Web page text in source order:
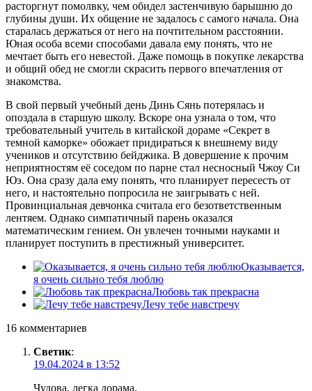
расторгнут помолвку, чем обидел застенчивую барышню до
глубины души. Их общение не задалось с самого начала. Она
старалась держаться от него на почтительном расстоянии.
Юная особа всеми способами давала ему понять, что не
мечтает быть его невестой. Даже помощь в покупке лекарства
и общий обед не смогли скрасить первого впечатления от
знакомства.
В свой первый учебный день Динь Сянь потерялась и
опоздала в старшую школу. Вскоре она узнала о том, что
требовательный учитель в китайской дораме «Секрет в
темной каморке» обожает придираться к внешнему виду
учеников и отсутствию бейджика. В довершение к прочим
неприятностям её соседом по парне стал несносный Чжоу Си
Юэ. Она сразу дала ему понять, что планирует пересесть от
него, и настоятельно попросила не заигрывать с ней.
Провинциальная девчонка считала его безответственным
лентяем. Однако симпатичный парень оказался
математическим гением. Он увлечен точными науками и
планирует поступить в престижный университет.
Оказывается,
я очень сильно тебя люблю
Любовь так прекрасна
Лечу тебе навстречу
16 комментариев
Светик:
19.04.2024 в 13:52
Чудова, легка дорама.